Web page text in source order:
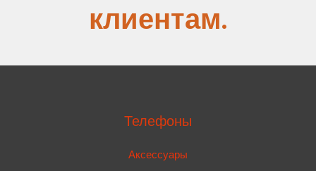
клиентам.
Телефоны
Аксессуары